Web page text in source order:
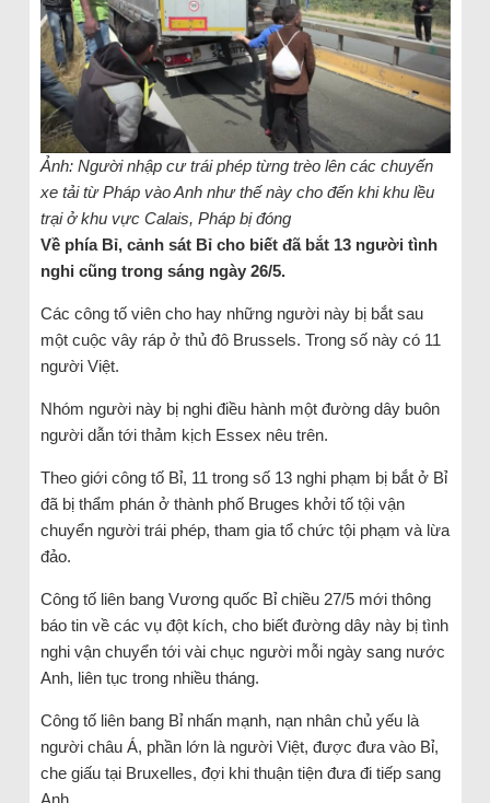
Ảnh: Người nhập cư trái phép từng trèo lên các chuyến
xe tải từ Pháp vào Anh như thế này cho đến khi khu lều
trại ở khu vực Calais, Pháp bị đóng
Về phía Bỉ, cảnh sát Bỉ cho biết đã bắt 13 người tình
nghi cũng trong sáng ngày 26/5.
Các công tố viên cho hay những người này bị bắt sau
một cuộc vây ráp ở thủ đô Brussels. Trong số này có 11
người Việt.
Nhóm người này bị nghi điều hành một đường dây buôn
người dẫn tới thảm kịch Essex nêu trên.
Theo giới công tố Bỉ, 11 trong số 13 nghi phạm bị bắt ở Bỉ
đã bị thẩm phán ở thành phố Bruges khởi tố tội vận
chuyển người trái phép, tham gia tổ chức tội phạm và lừa
đảo.
Công tố liên bang Vương quốc Bỉ chiều 27/5 mới thông
báo tin về các vụ đột kích, cho biết đường dây này bị tình
nghi vận chuyển tới vài chục người mỗi ngày sang nước
Anh, liên tục trong nhiều tháng.
Công tố liên bang Bỉ nhấn mạnh, nạn nhân chủ yếu là
người châu Á, phần lớn là người Việt, được đưa vào Bỉ,
che giấu tại Bruxelles, đợi khi thuận tiện đưa đi tiếp sang
Anh.